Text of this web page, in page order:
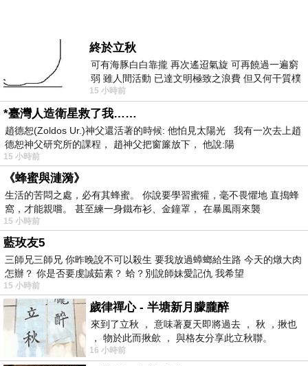
終於立秋
可有海豚白白靠攏 再次遙迢氣旋 可再饒過一遍窮
弱 雖人間活動 已達文明極致之浪費 但又何干質樸
者 只能白白陪葬
15 小時前
*臺灣人造衛星救了我……
趙德恕(Zoldos Ur.)神父還活著的時候: 他怕見太陽光 我有一次去上趙
德恕神父研究所的課程， 趙神父把窗簾放下， 他說:陽
15 小時前
《蜂蜜與漣漪》
生活的苦悶之處，必有其蜂蜜。 你說要學習蜜獾，毫不畏懼地 直搗蜂
窩，才能親嚐。 甚至練一身鐵布衫、金鐘罩， 在暴風雨來襲
15 小時前
藍玫友5
三師兄三師兄 你昨晚說不可以殺生 要我放過蟑螂給生路 今天的燉大肉
怎辦？ 你是否要虔誠茹素？ 蛤？別說師妹愛記仇 我希望
15 小時前
歲律禪心 - 半塘新月朦朧醉
來到了立秋 ， 意味著夏天即將過去 ， 秋 ，揪也
， 物於此而揪歛 ， 與格友分享此立秋聯。
16 小時前